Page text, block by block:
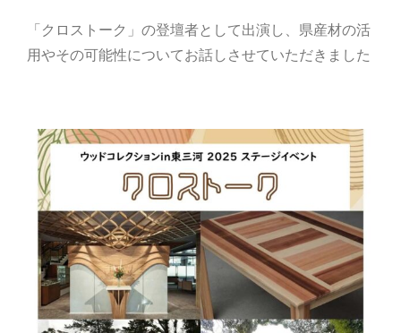
「クロストーク」の登壇者として出演し、県産材の活
用やその可能性についてお話しさせていただきました